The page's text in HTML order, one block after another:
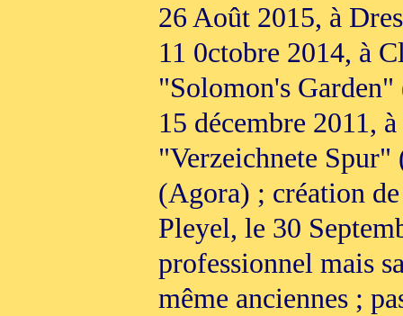
26 Août 2015, à
11 0ctobre 2014, à
"Solomon's
15 décembre 2011,
"Verzeichnete Spur"
(Agora) ; création
Pleyel, le 30
professionnel mais
même anciennes ;